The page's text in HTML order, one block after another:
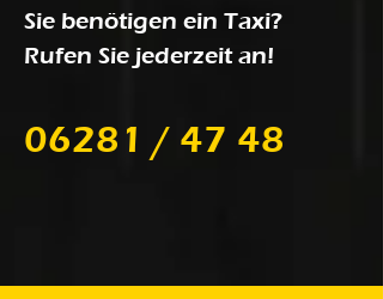
Sie benötigen ein Taxi?
Rufen Sie jederzeit an!
06281 / 47 48